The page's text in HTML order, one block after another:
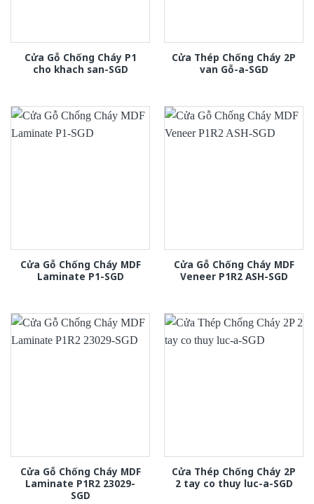
Cửa Gỗ Chống Cháy P1
cho khach san-SGD
Cửa Thép Chống Cháy 2P
van Gỗ-a-SGD
Cửa Gỗ Chống Cháy MDF
Laminate P1-SGD
Cửa Gỗ Chống Cháy MDF
Veneer P1R2 ASH-SGD
Cửa Gỗ Chống Cháy MDF
Laminate P1R2 23029-
SGD
Cửa Thép Chống Cháy 2P
2 tay co thuy luc-a-SGD